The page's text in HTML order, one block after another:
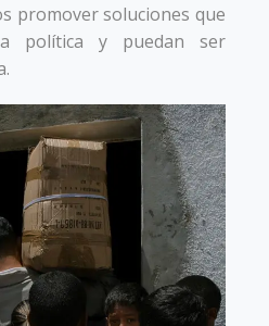
promover soluciones que
política y puedan ser